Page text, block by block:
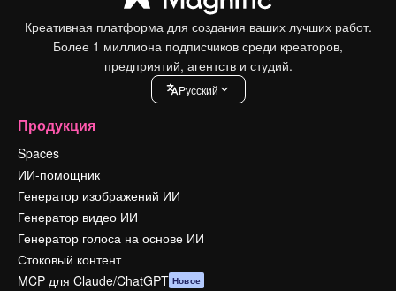
Креативная платформа для создания ваших лучших работ.
Более 1 миллиона подписчиков среди креаторов,
предприятий, агентств и студий.
Pусский
Продукция
Spaces
ИИ-помощник
Генератор изображений ИИ
Генератор видео ИИ
Генератор голоса на основе ИИ
Стоковый контент
MCP для Claude/ChatGPT Новое